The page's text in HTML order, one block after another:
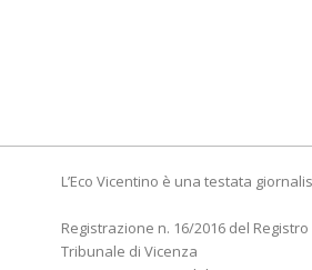
L’Eco Vicentino è una testata
Registrazione n. 16/2016 del
Tribunale di Vicenza